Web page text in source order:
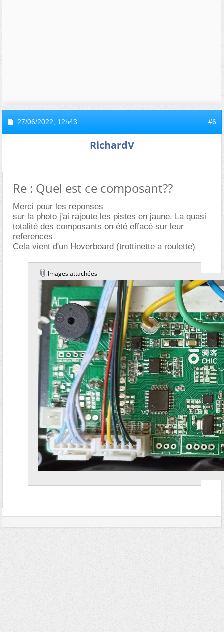
27/06/2022, 12h43 #6
RichardV
Re : Quel est ce composant??
Merci pour les reponses
sur la photo j'ai rajoute les pistes en jaune. La quasi
totalité des composants on été effacé sur leur
references
Cela vient d'un Hoverboard (trottinette a roulette)
Images attachées